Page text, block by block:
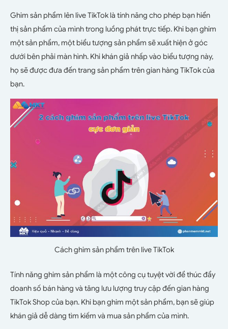
Ghim sản phẩm lên live TikTok là tính năng cho phép bạn hiển
thị sản phẩm của mình trong luồng phát trực tiếp. Khi bạn ghim
một sản phẩm, một biểu tượng sản phẩm sẽ xuất hiện ở góc
dưới bên phải màn hình. Khi khán giả nhấp vào biểu tượng này,
họ sẽ được đưa đến trang sản phẩm trên gian hàng TikTok của
bạn.
Cách ghim sản phẩm trên live TikTok
Tính năng ghim sản phẩm là một công cụ tuyệt vời để thúc đẩy
doanh số bán hàng và tăng lưu lượng truy cập đến gian hàng
TikTok Shop của bạn. Khi bạn ghim một sản phẩm, bạn sẽ giúp
khán giả dễ dàng tìm kiếm và mua sản phẩm của mình.